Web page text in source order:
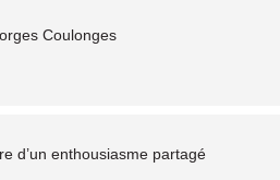
Coulonges
d’un enthousiasme partagé